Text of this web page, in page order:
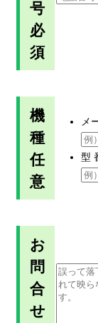
号
必
須
機
種
任
意
メ
型
お
問
合
せ